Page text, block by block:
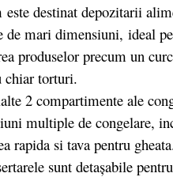
este destinat depozitarii
de mari dimensiuni, ideal
produselor precum un
chiar torturi.
2 compartimente ale
multiple de congelare,
rapida si tava pentru
sunt detașabile